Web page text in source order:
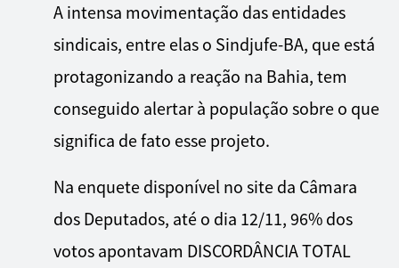
A intensa movimentação das entidades
sindicais, entre elas o Sindjufe-BA, que está
protagonizando a reação na Bahia, tem
conseguido alertar à população sobre o que
significa de fato esse projeto.
Na enquete disponível no site da Câmara
dos Deputados, até o dia 12/11, 96% dos
votos apontavam DISCORDÂNCIA TOTAL